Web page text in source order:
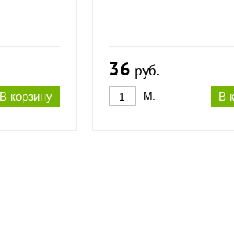
В корзину
36 руб.
В
М.